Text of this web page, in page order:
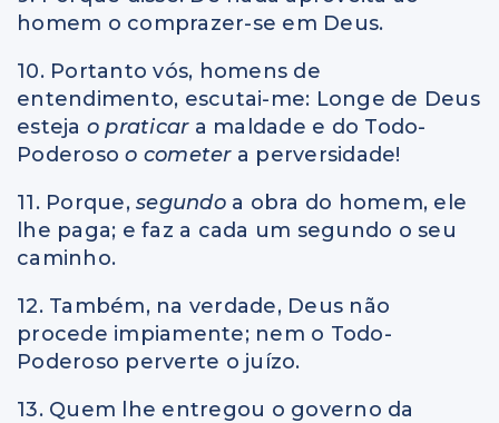
homem o comprazer-se em Deus.
10. Portanto vós, homens de
entendimento, escutai-me: Longe de Deus
esteja o praticar a maldade e do Todo-
Poderosoo cometer a perversidade!
11. Porque, segundo a obra do homem, ele
lhe paga; e faz a cada um segundo o seu
caminho.
12. Também, na verdade, Deus não
procede impiamente; nem o Todo-
Poderoso perverte o juízo.
13. Quem lhe entregou o governo da